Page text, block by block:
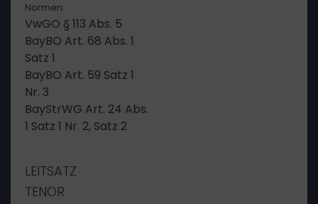
Normen:
VwGO § 113 Abs. 5
BayBO Art. 68 Abs. 1
Satz 1
BayBO Art. 59 Satz 1
Nr. 3
BayStrWG Art. 24 Abs.
1 Satz 1 Nr. 2, Satz 2
LEITSATZ
TENOR